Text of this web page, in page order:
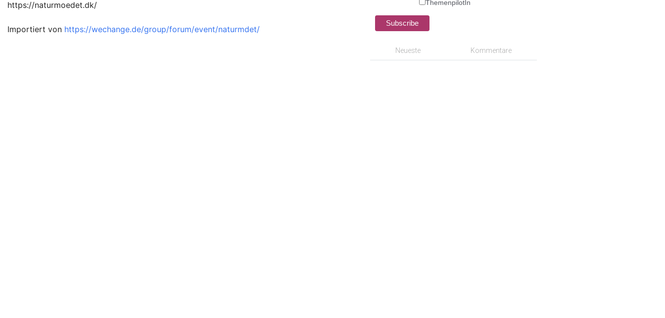
https://naturmoedet.dk/
Importiert von https://wechange.de/group/forum/event/naturmdet/
ThemenpilotIn
Neueste Kommentare